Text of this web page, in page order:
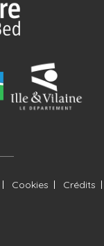
Cookies
Crédits